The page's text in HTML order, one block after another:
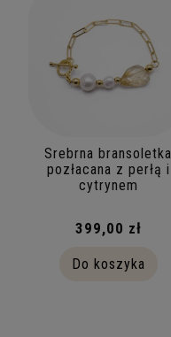
Srebrna bransoletka
pozłacana z perłą i
cytrynem
399,00 zł
Do koszyka